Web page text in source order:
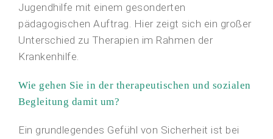
Jugendhilfe mit einem gesonderten
pädagogischen Auftrag. Hier zeigt sich ein großer
Unterschied zu Therapien im Rahmen der
Krankenhilfe.
Wie gehen Sie in der therapeutischen und sozialen
Begleitung damit um?
Ein grundlegendes Gefühl von Sicherheit ist bei